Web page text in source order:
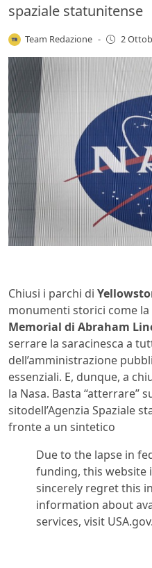
spaziale statunitense
Team Redazione - 2
Chiusi i parchi di
monumenti storici come la
Memorial di Abraham
serrare la saracinesca a
dell’amministrazione
essenziali. E, dunque, a
la Nasa. Basta “atterrare”
sitodell’Agenzia Spaziale
fronte a un sintetico
Due to the lapse in
funding, this website
sincerely regret this
information about
services, visit USA.gov.